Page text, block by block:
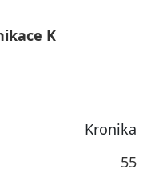
K
Kronika
55